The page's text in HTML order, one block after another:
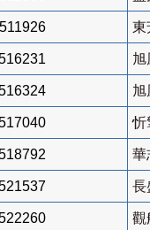
東
旭
旭
忻
華
長
觀